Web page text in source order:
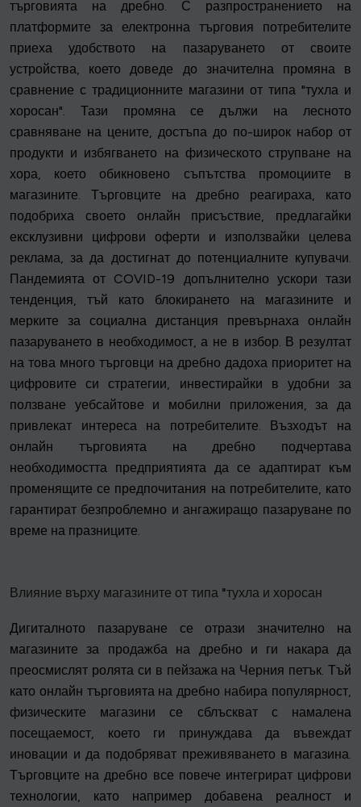
търговията на дребно. С разпространението на
платформите за електронна търговия потребителите
приеха удобството на пазаруването от своите
устройства, което доведе до значителна промяна в
сравнение с традиционните магазини от типа "тухла и
хоросан". Тази промяна се дължи на лесното
сравняване на цените, достъпа до по-широк набор от
продукти и избягването на физическото струпване на
хора, което обикновено съпътства промоциите в
магазините. Търговците на дребно реагираха, като
подобриха своето онлайн присъствие, предлагайки
ексклузивни цифрови оферти и използвайки целева
реклама, за да достигнат до потенциалните купувачи.
Пандемията от COVID-19 допълнително ускори тази
тенденция, тъй като блокирането на магазините и
мерките за социална дистанция превърнаха онлайн
пазаруването в необходимост, а не в избор. В резултат
на това много търговци на дребно дадоха приоритет на
цифровите си стратегии, инвестирайки в удобни за
ползване уебсайтове и мобилни приложения, за да
привлекат интереса на потребителите. Възходът на
онлайн търговията на дребно подчертава
необходимостта предприятията да се адаптират към
променящите се предпочитания на потребителите, като
гарантират безпроблемно и ангажиращо пазаруване по
време на празниците.
Влияние върху магазините от типа "тухла и хоросан
Дигиталното пазаруване се отрази значително на
магазините за продажба на дребно и ги накара да
преосмислят ролята си в пейзажа на Черния петък. Тъй
като онлайн търговията на дребно набира популярност,
физическите магазини се сблъскват с намалена
посещаемост, което ги принуждава да въвеждат
иновации и да подобряват преживяването в магазина.
Търговците на дребно все повече интегрират цифрови
технологии, като например добавена реалност и